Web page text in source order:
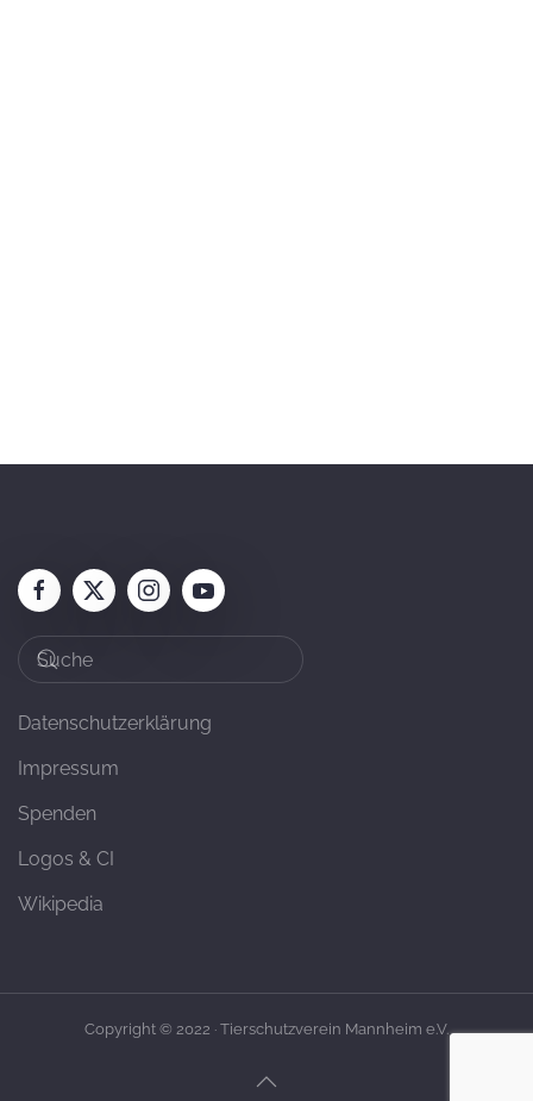
Datenschutzerklärung
Impressum
Spenden
Logos & CI
Wikipedia
Copyright © 2022 · Tierschutzverein Mannheim e.V.